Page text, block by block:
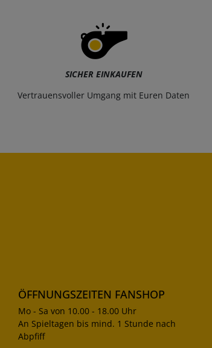
SICHER EINKAUFEN
Vertrauensvoller Umgang mit Euren Daten
ÖFFNUNGSZEITEN FANSHOP
Mo - Sa von 10.00 - 18.00 Uhr
An Spieltagen bis mind. 1 Stunde nach
Abpfiff